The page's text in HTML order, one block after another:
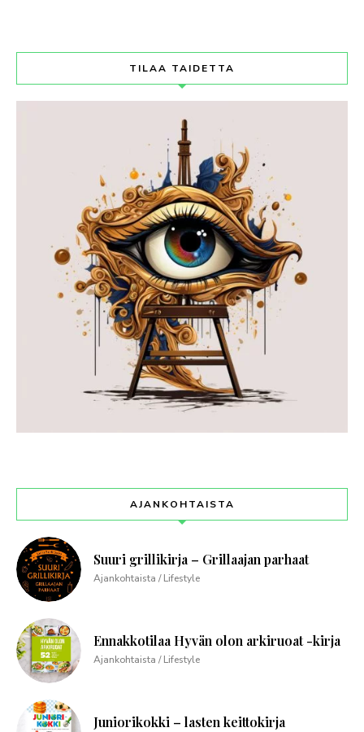
TILAA TAIDETTA
AJANKOHTAISTA
Suuri grillikirja – Grillaajan parhaat
Ajankohtaista / Lifestyle
Ennakkotilaa Hyvän olon arkiruoat -kirja
Ajankohtaista / Lifestyle
Juniorikokki – lasten keittokirja